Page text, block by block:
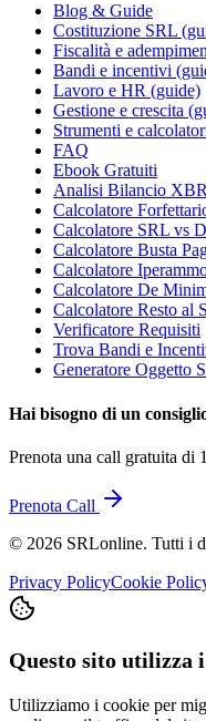
Blog & Guide
Costituzione SRL
Fiscalità e
Bandi e incentivi
Lavoro e HR (guide)
Gestione e crescita
Strumenti e
FAQ
Ebook Gratuiti
Analisi Bilancio
Calcolatore
Calcolatore SRL vs
Calcolatore Busta
Calcolatore
Calcolatore De
Calcolatore Resto al
Verificatore Requisiti
Trova Bandi e
Generatore Oggetto
Hai bisogno di un
Prenota una call gratuita di
Prenota Call
© 2026 SRLonline. Tutti i
Privacy PolicyCookie
Questo sito utilizza
Utilizziamo i cookie per